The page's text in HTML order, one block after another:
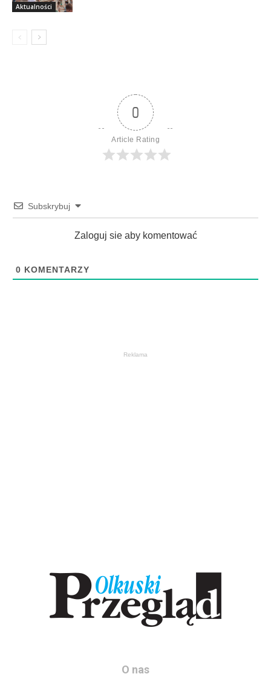
Aktualności
0
Article Rating
Subskrybuj
Zaloguj sie aby komentować
0 KOMENTARZY
Reklama
O nas